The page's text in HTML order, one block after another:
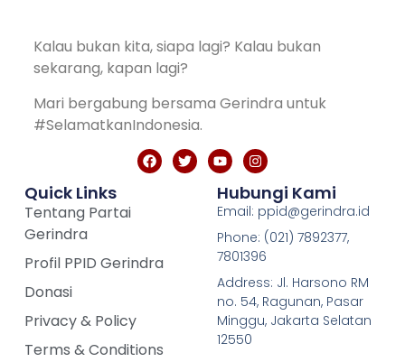
Kalau bukan kita, siapa lagi? Kalau bukan
sekarang, kapan lagi?
Mari bergabung bersama Gerindra untuk
#SelamatkanIndonesia.
Quick Links
Tentang Partai
Gerindra
Profil PPID Gerindra
Donasi
Privacy & Policy
Terms & Conditions
Hubungi Kami
Email: ppid@gerindra.id
Phone: (021) 7892377,
7801396
Address: Jl. Harsono RM
no. 54, Ragunan, Pasar
Minggu, Jakarta Selatan
12550